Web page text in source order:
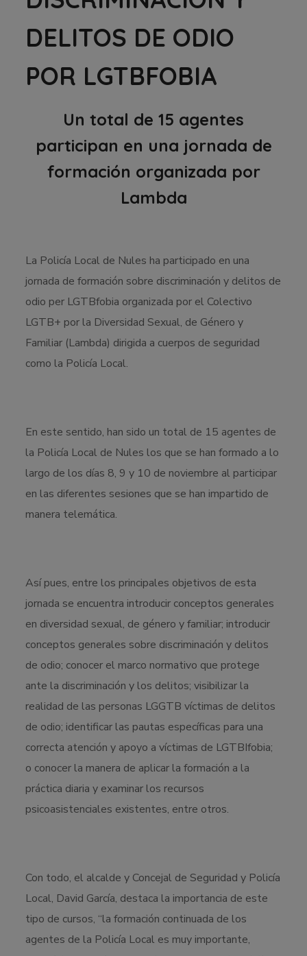
DELITOS DE ODIO
POR LGTBFOBIA
Un total de 15 agentes
participan en una jornada de
formación organizada por
Lambda
La Policía Local de Nules ha participado en una
jornada de formación sobre discriminación y delitos de
odio per LGTBfobia organizada por el Colectivo
LGTB+ por la Diversidad Sexual, de Género y
Familiar (Lambda) dirigida a cuerpos de seguridad
como la Policía Local.
En este sentido, han sido un total de 15 agentes de
la Policía Local de Nules los que se han formado a lo
largo de los días 8, 9 y 10 de noviembre al participar
en las diferentes sesiones que se han impartido de
manera telemática.
Así pues, entre los principales objetivos de esta
jornada se encuentra introducir conceptos generales
en diversidad sexual, de género y familiar; introducir
conceptos generales sobre discriminación y delitos
de odio; conocer el marco normativo que protege
ante la discriminación y los delitos; visibilizar la
realidad de las personas LGGTB víctimas de delitos
de odio; identificar las pautas específicas para una
correcta atención y apoyo a víctimas de LGTBIfobia;
o conocer la manera de aplicar la formación a la
práctica diaria y examinar los recursos
psicoasistenciales existentes, entre otros.
Con todo, el alcalde y Concejal de Seguridad y Policía
Local, David García, destaca la importancia de este
tipo de cursos, “la formación continuada de los
agentes de la Policía Local es muy importante,